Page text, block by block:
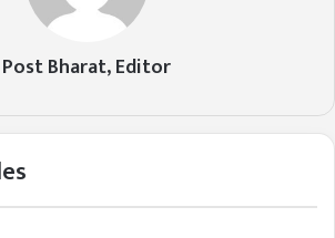
Post Bharat, Editor